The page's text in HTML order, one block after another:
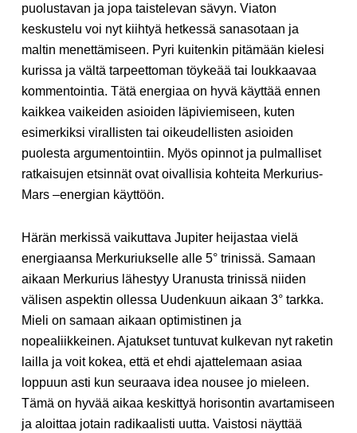
puolustavan ja jopa taistelevan sävyn. Viaton
keskustelu voi nyt kiihtyä hetkessä sanasotaan ja
maltin menettämiseen. Pyri kuitenkin pitämään kielesi
kurissa ja vältä tarpeettoman töykeää tai loukkaavaa
kommentointia. Tätä energiaa on hyvä käyttää ennen
kaikkea vaikeiden asioiden läpiviemiseen, kuten
esimerkiksi virallisten tai oikeudellisten asioiden
puolesta argumentointiin. Myös opinnot ja pulmalliset
ratkaisujen etsinnät ovat oivallisia kohteita Merkurius-
Mars –energian käyttöön.
Härän merkissä vaikuttava Jupiter heijastaa vielä
energiaansa Merkuriukselle alle 5° trinissä. Samaan
aikaan Merkurius lähestyy Uranusta trinissä niiden
välisen aspektin ollessa Uudenkuun aikaan 3° tarkka.
Mieli on samaan aikaan optimistinen ja
nopealiikkeinen. Ajatukset tuntuvat kulkevan nyt raketin
lailla ja voit kokea, että et ehdi ajattelemaan asiaa
loppuun asti kun seuraava idea nousee jo mieleen.
Tämä on hyvää aikaa keskittyä horisontin avartamiseen
ja aloittaa jotain radikaalisti uutta. Vaistosi näyttää